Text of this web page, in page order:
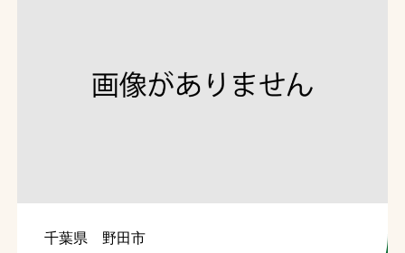
YouTube
千葉県 野田市